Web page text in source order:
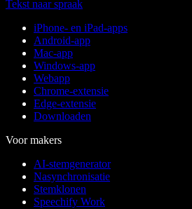
Tekst naar spraak
iPhone- en iPad-apps
Android-app
Mac-app
Windows-app
Webapp
Chrome-extensie
Edge-extensie
Downloaden
Voor makers
AI-stemgenerator
Nasynchronisatie
Stemklonen
Speechify Work